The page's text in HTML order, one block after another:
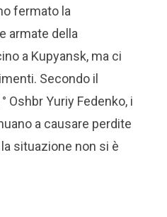
fermato la
armate della
a Kupyansk, ma ci
Secondo il
Oshbr Yuriy Fedenko, i
a causare perdite
situazione non si è